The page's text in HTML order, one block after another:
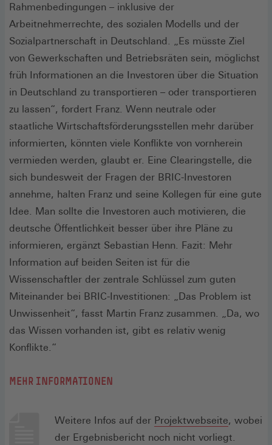
Rahmenbedingungen – inklusive der
Arbeitnehmerrechte, des sozialen Modells und der
Sozialpartnerschaft in Deutschland. „Es müsste Ziel
von Gewerkschaften und Betriebsräten sein, möglichst
früh Informationen an die Investoren über die Situation
in Deutschland zu transportieren – oder transportieren
zu lassen“, fordert Franz. Wenn neutrale oder
staatliche Wirtschaftsförderungsstellen mehr darüber
informierten, könnten viele Konflikte von vornherein
vermieden werden, glaubt er. Eine Clearingstelle, die
sich bundesweit der Fragen der BRIC-Investoren
annehme, halten Franz und seine Kollegen für eine gute
Idee. Man sollte die Investoren auch motivieren, die
deutsche Öffentlichkeit besser über ihre Pläne zu
informieren, ergänzt Sebastian Henn. Fazit: Mehr
Information auf beiden Seiten ist für die
Wissenschaftler der zentrale Schlüssel zum guten
Miteinander bei BRIC-Investitionen: „Das Problem ist
Unwissenheit“, fasst Martin Franz zusammen. „Da, wo
das Wissen vorhanden ist, gibt es relativ wenig
Konflikte.“
MEHR INFORMATIONEN
Weitere Infos auf der Projektwebseite zu
Bricinvest
, wobei
der Ergebnisbericht noch nicht vorliegt.